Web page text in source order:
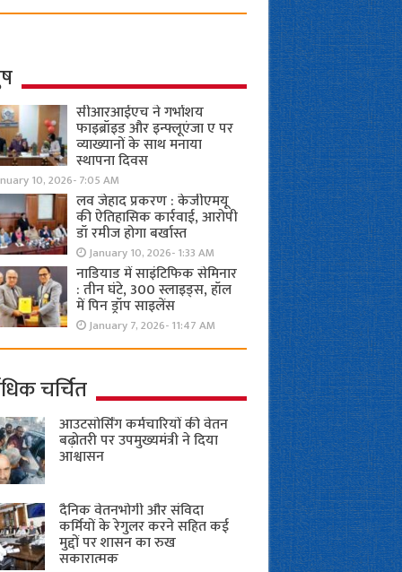
सीआरआईएच ने गर्भाशय
फाइब्रॉइड और इन्फ्लूएंजा ए पर
व्याख्यानों के साथ मनाया
स्थापना दिवस
10, 2026- 7:05 AM
लव जेहाद प्रकरण : केजीएमयू
की ऐतिहासिक कार्रवाई, आरोपी
डॉ रमीज होगा बर्खास्त
January 10, 2026- 1:33 AM
नाडियाड में साइंटिफिक सेमिनार
: तीन घंटे, 300 स्लाइड्स, हॉल
में पिन ड्रॉप साइलेंस
January 7, 2026- 11:47 AM
चर्चित
आउटसोर्सिंग कर्मचारियों की वेतन
बढ़ोतरी पर उपमुख्यमंत्री ने दिया
आश्वासन
दैनिक वेतनभोगी और संविदा
कर्मियों के रेगुलर करने सहित कई
मुद्दों पर शासन का रुख
सकारात्मक